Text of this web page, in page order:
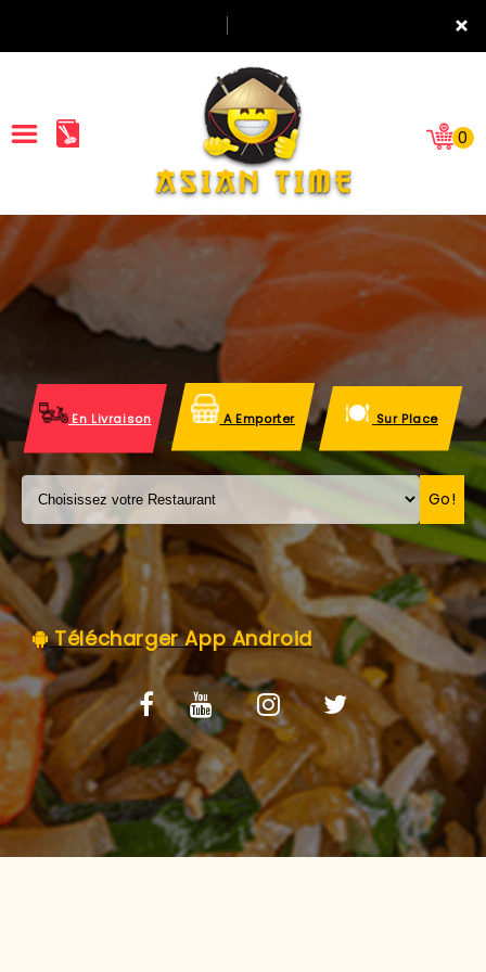
×
ACCUEIL
LA CARTE
VOS AVIS
MENTIONS LÉGALES
C.G.V
0
En Livraison A Emporter Sur Place
Go!
Télécharger App Android